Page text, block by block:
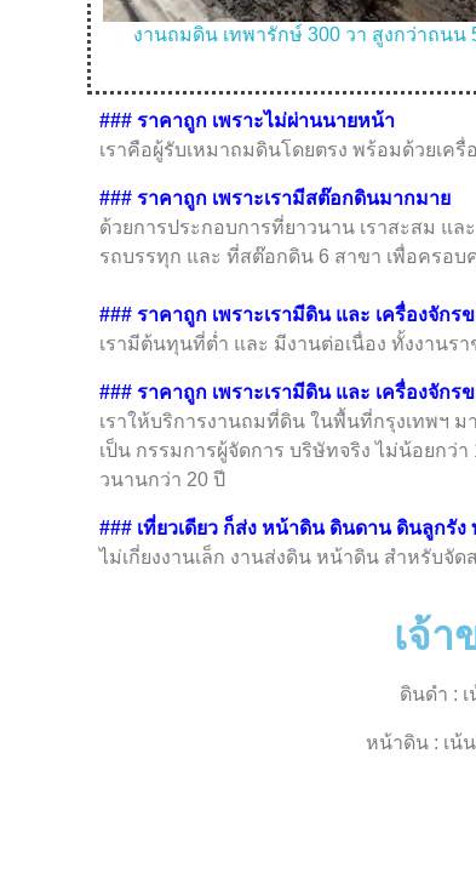
งานถมดิน เทพารักษ์ 300 วา สูงกว่าถนน
### ราคาถูก เพราะไม่ผ่านนายหน้า
เราคือผู้รับเหมาถมดินโดยตรง พร้อมด้วยเค
### ราคาถูก เพราะเรามีสต๊อกดินมากมาย
ด้วยการประกอบการที่ยาวนาน เราสะสม แล
รถบรรทุก และ ที่สต๊อกดิน 6 สาขา เพื่อครอ
### ราคาถูก เพราะเรามีดิน และ เครื่องจักรข
เรามีต้นทุนที่ต่ำ และ มีงานต่อเนื่อง ทั้งงานร
### ราคาถูก เพราะเรามีดิน และ เครื่องจักรข
เราให้บริการงานถมที่ดิน ในพื้นที่กรุงเทพฯ
เป็น กรรมการผู้จัดการ บริษัทจริง ไม่น้อยกว่
วนานกว่า 20 ปี
### เที่ยวเดียว ก็ส่ง หน้าดิน ดินดาน ดินลูกรั
ไม่เกี่ยงงานเล็ก งานส่งดิน หน้าดิน สำหรับจั
เจ้
ดินดำ :
หน้าดิน : เน้